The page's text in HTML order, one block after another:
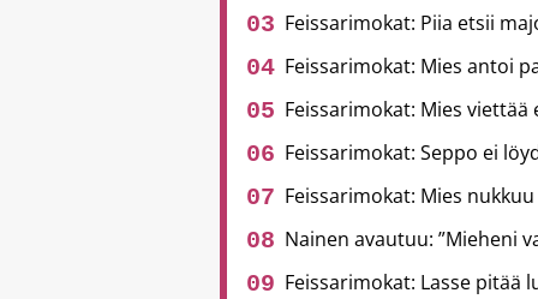
Feissarimokat: Piia etsii
Feissarimokat: Mies antoi
Feissarimokat: Mies
Feissarimokat: Seppo ei
Feissarimokat: Mies
Nainen avautuu: ”Mieheni
Feissarimokat: Lasse pitää